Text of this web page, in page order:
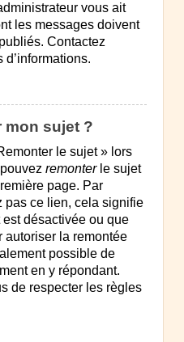
vous ait
les messages doivent
Contactez
d’informations.
mon sujet ?
le sujet » lors
remonterle sujet
page. Par
pas ce lien, cela signifie
désactivée ou que
autoriser la remontée
possible de
en y répondant.
de respecter les règles